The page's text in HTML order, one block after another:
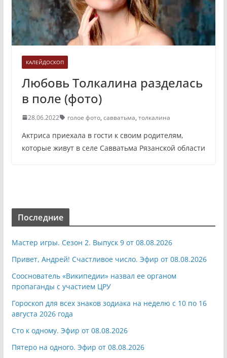
КАЛЕЙДОСКОП
Любовь Толкалина разделась
в поле (фото)
28.06.2022 голое фото, савватьма, толкалина
Актриса приехала в гости к своим родителям,
которые живут в селе Савватьма Рязанской области
Последние
Мастер игры. Сезон 2. Выпуск 9 от 08.08.2026
Привет, Андрей! Счастливое число. Эфир от 08.08.2026
Сооснователь «Википедии» назвал ее органом
пропаганды с участием ЦРУ
Гороскоп для всех знаков зодиака на неделю с 10 по 16
августа 2026 года
Сто к одному. Эфир от 08.08.2026
Пятеро на одного. Эфир от 08.08.2026